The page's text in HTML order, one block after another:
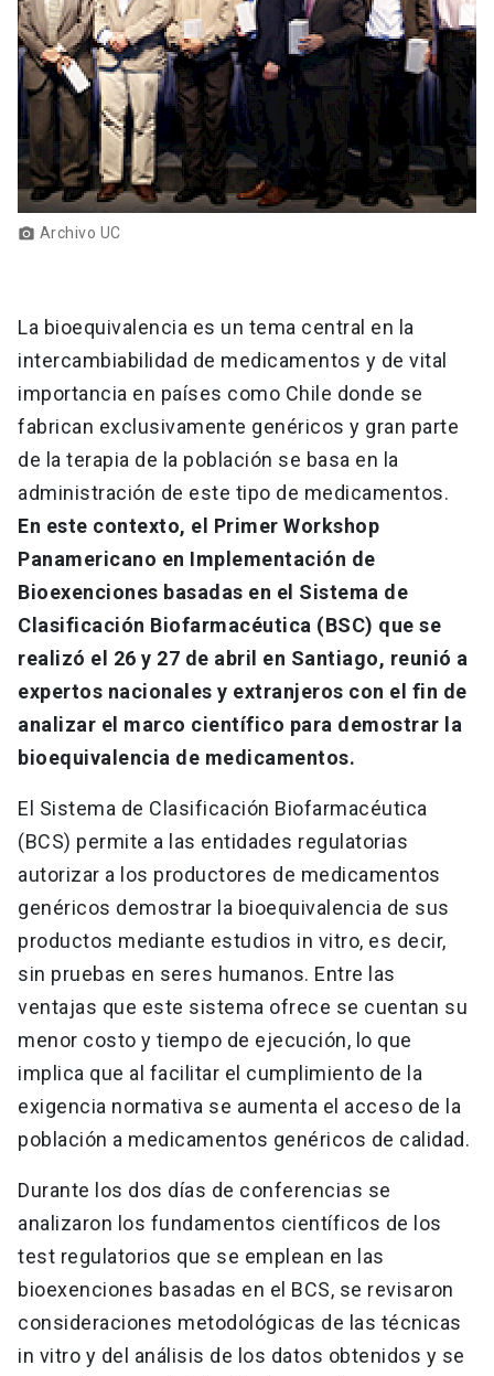
Vecinos launch
Medios Biblioteca launch
Donaciones launch
photo_camera Archivo UC
La bioequivalencia es un tema central en la
intercambiabilidad de medicamentos y de vital
importancia en países como Chile donde se
fabrican exclusivamente genéricos y gran parte
de la terapia de la población se basa en la
administración de este tipo de medicamentos.
En este contexto, el Primer Workshop
Panamericano en Implementación de
Bioexenciones basadas en el Sistema de
Clasificación Biofarmacéutica (BSC) que se
realizó el 26 y 27 de abril en Santiago, reunió a
expertos nacionales y extranjeros con el fin de
analizar el marco científico para demostrar la
bioequivalencia de medicamentos.
El Sistema de Clasificación Biofarmacéutica
(BCS) permite a las entidades regulatorias
autorizar a los productores de medicamentos
genéricos demostrar la bioequivalencia de sus
productos mediante estudios in vitro, es decir,
sin pruebas en seres humanos. Entre las
ventajas que este sistema ofrece se cuentan su
menor costo y tiempo de ejecución, lo que
implica que al facilitar el cumplimiento de la
exigencia normativa se aumenta el acceso de la
población a medicamentos genéricos de calidad.
Durante los dos días de conferencias se
analizaron los fundamentos científicos de los
test regulatorios que se emplean en las
bioexenciones basadas en el BCS, se revisaron
consideraciones metodológicas de las técnicas
in vitro y del análisis de los datos obtenidos y se